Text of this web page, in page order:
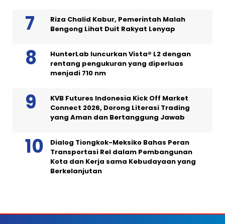
Riza Chalid Kabur, Pemerintah Malah
Bengong Lihat Duit Rakyat Lenyap
HunterLab luncurkan Vista® L2 dengan
rentang pengukuran yang diperluas
menjadi 710 nm
KVB Futures Indonesia Kick Off Market
Connect 2026, Dorong Literasi Trading
yang Aman dan Bertanggung Jawab
Dialog Tiongkok-Meksiko Bahas Peran
Transportasi Rel dalam Pembangunan
Kota dan Kerja sama Kebudayaan yang
Berkelanjutan